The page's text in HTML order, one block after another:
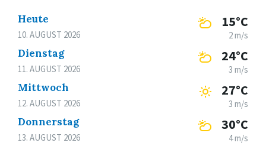
Heute
10. AUGUST 2026
15°C
2 m/s
Dienstag
11. AUGUST 2026
24°C
3 m/s
Mittwoch
12. AUGUST 2026
27°C
3 m/s
Donnerstag
13. AUGUST 2026
30°C
4 m/s